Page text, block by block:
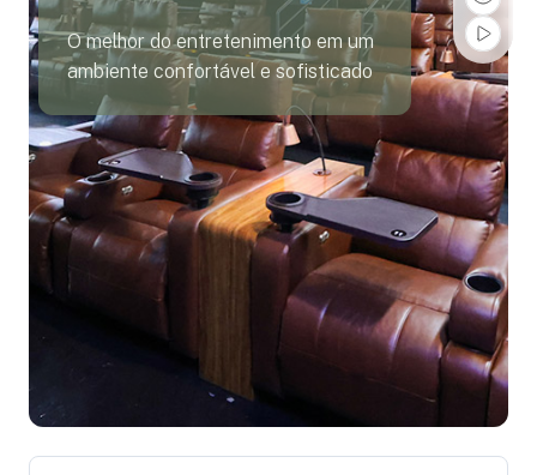
O melhor do entretenimento em um
ambiente confortável e sofisticado